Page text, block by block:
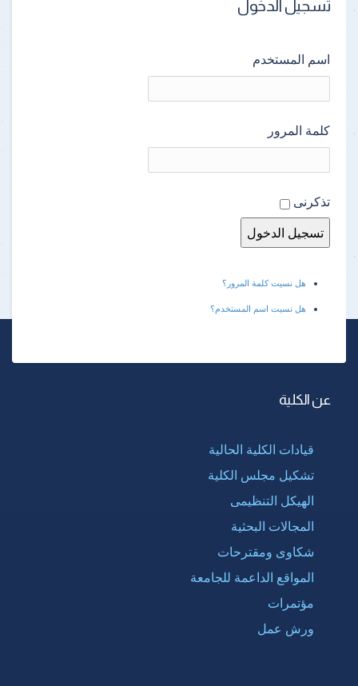
تسجيل الدخول
اسم المستخدم
كلمة المرور
تذكرنى
هل نسيت كلمة المرور؟
هل نسيت اسم المستخدم؟
عن الكلية
قيادات الكلية الحالية
تشكيل مجلس الكلية
الهيكل التنظيمى
المجالات البحثية
شكاوى ومقترحات
المواقع الداعمة للجامعة
مؤتمرات
ورش عمل